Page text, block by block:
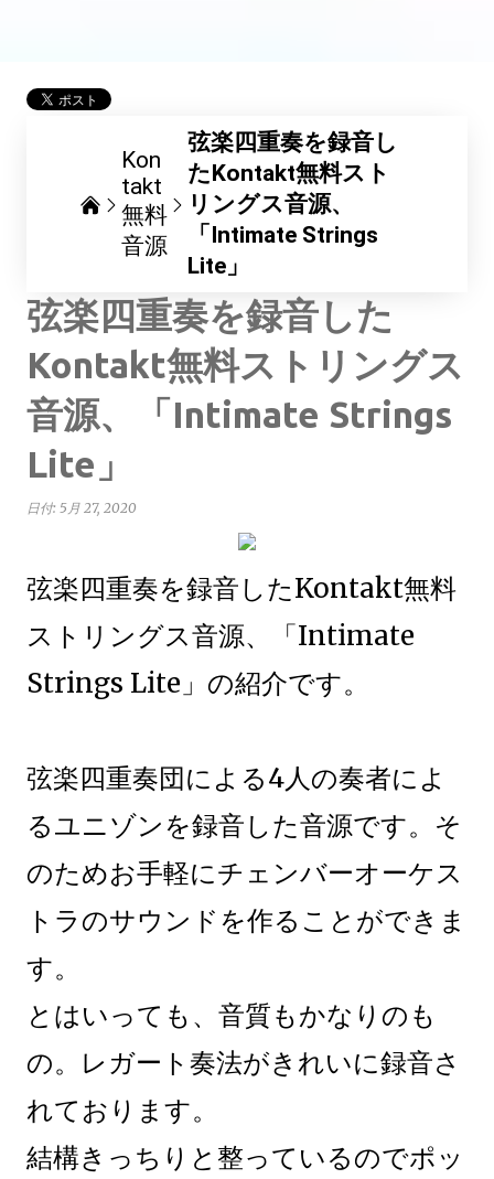
Kon
takt
無料
音源
弦楽四重奏を録音し
たKontakt無料スト
リングス音源、
「Intimate Strings
Lite」
弦楽四重奏を録音した
Kontakt無料ストリングス
音源、「Intimate Strings
Lite」
日付: 5月 27, 2020
弦楽四重奏を録音したKontakt無料
ストリングス音源、「Intimate
Strings Lite」の紹介です。
弦楽四重奏団による4人の奏者によ
るユニゾンを録音した音源です。そ
のためお手軽にチェンバーオーケス
トラのサウンドを作ることができま
す。
とはいっても、音質もかなりのも
の。レガート奏法がきれいに録音さ
れております。
結構きっちりと整っているのでポッ